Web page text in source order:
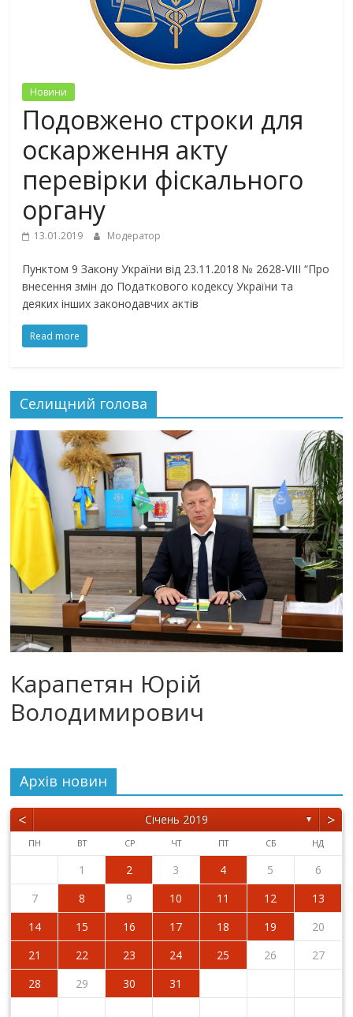
Новини
Подовжено строки для
оскарження акту
перевірки фіскального
органу
13.01.2019 Модератор
Пунктом 9 Закону України від 23.11.2018 № 2628-VIII “Про
внесення змін до Податкового кодексу України та
деяких інших законодавчих актів
Read more
Селищний голова
Карапетян Юрій
Володимирович
Архiв новин
< Січень 2019 ▼ >
ПН ВТ СР ЧТ ПТ СБ НД
1 2 3 4 5
6
7
8 9 10 11 12
13
14
15 16 17 18 19
20
21
22 23 24 25 26
27
28
29 30 31